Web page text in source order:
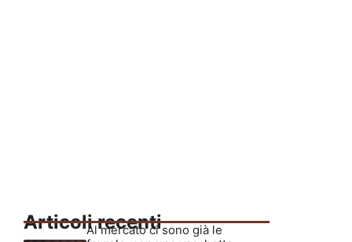
Articoli recenti
Al mercato ci sono già le